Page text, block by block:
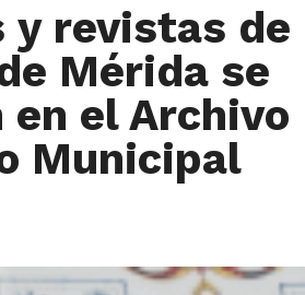
y revistas de
Mérida se
en el Archivo
Municipal